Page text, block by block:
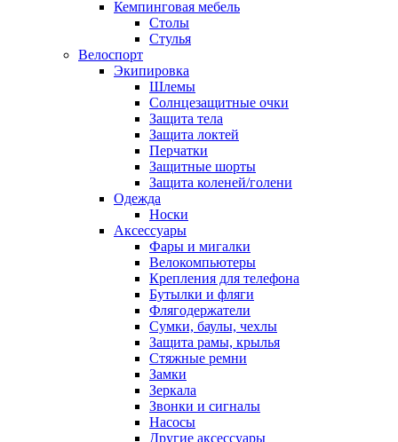
Кемпинговая мебель
Столы
Стулья
Велоспорт
Экипировка
Шлемы
Солнцезащитные очки
Защита тела
Защита локтей
Перчатки
Защитные шорты
Защита коленей/голени
Одежда
Носки
Аксессуары
Фары и мигалки
Велокомпьютеры
Крепления для телефона
Бутылки и фляги
Флягодержатели
Сумки, баулы, чехлы
Защита рамы, крылья
Стяжные ремни
Замки
Зеркала
Звонки и сигналы
Насосы
Другие аксессуары